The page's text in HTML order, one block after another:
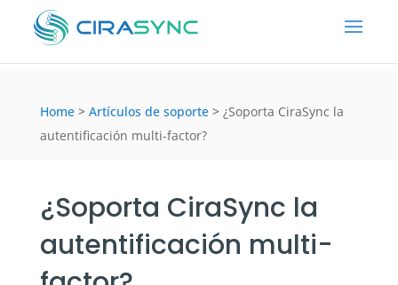
Home > Artículos de soporte > ¿Soporta CiraSync la
autentificación multi-factor?
¿Soporta CiraSync la
autentificación multi-